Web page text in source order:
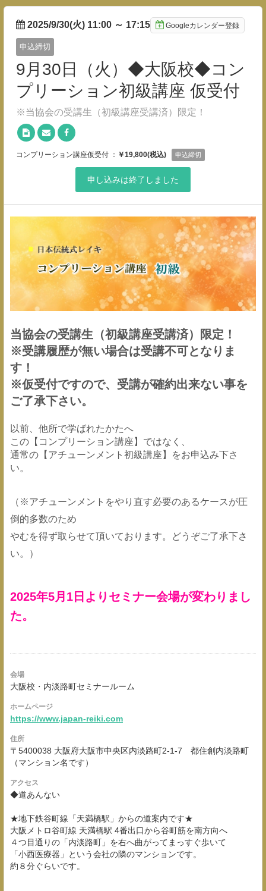
2025/9/30(火) 11:00 ～ 17:15 Googleカレンダー登録
申込締切
9月30日（火）◆大阪校◆コン
プリーション初級講座 仮受付
※当協会の受講生（初級講座受講済）限定！
コンプリーション講座仮受付 ： ￥19,800(税込) 申込締切
申し込みは終了しました
当協会の受講生（初級講座受講済）限定！
※受講履歴が無い場合は受講不可となりま
す！
※仮受付ですので、受講が確約出来ない事を
ご了承下さい。
以前、他所で学ばれたかたへ
この【コンプリーション講座】ではなく、
通常の【アチューンメント初級講座】をお申込み下さ
い。
（※アチューンメントをやり直す必要のあるケースが圧
倒的多数のため
やむを得ず取らせて頂いております。どうぞご了承下さ
い。）
2025年5月1日よりセミナー会場が変わりまし
た。
会場
大阪校・内淡路町セミナールーム
ホームページ
https://www.japan-reiki.com
住所
〒5400038 大阪府大阪市中央区内淡路町2-1-7 都住創内淡路町
（マンション名です）
アクセス
◆道あんない
★地下鉄谷町線「天満橋駅」からの道案内です★
大阪メトロ谷町線 天満橋駅 4番出口から谷町筋を南方向へ
４つ目通りの「内淡路町」を右へ曲がってまっすぐ歩いて
「小西医療器」という会社の隣のマンションです。
約８分ぐらいです。